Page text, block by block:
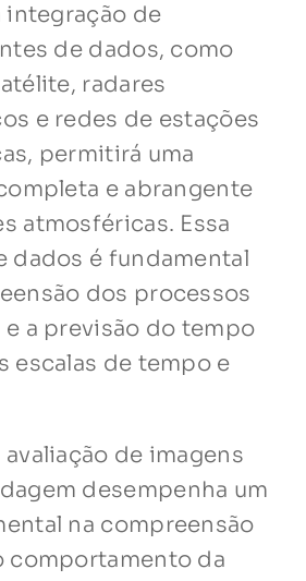
integração de
de dados, como
radares
e redes de estações
permitirá uma
e abrangente
atmosféricas. Essa
dados é fundamental
dos processos
a previsão do tempo
escalas de tempo e
avaliação de imagens
desempenha um
na compreensão
comportamento da